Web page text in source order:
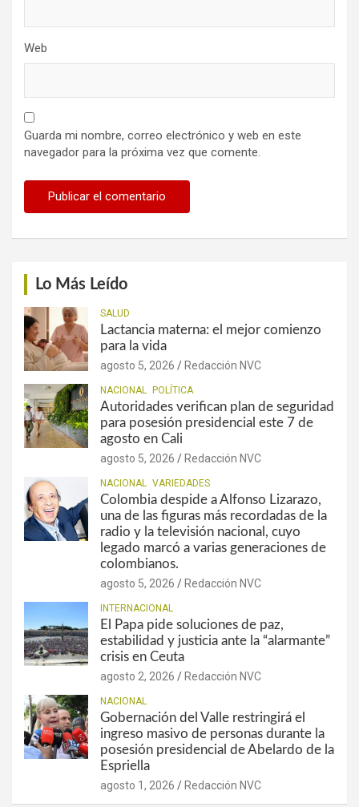
Web
Guarda mi nombre, correo electrónico y web en este
navegador para la próxima vez que comente.
Lo Más Leído
SALUD
Lactancia materna: el mejor comienzo
para la vida
agosto 5, 2026 Redacción NVC
NACIONAL POLÍTICA
Autoridades verifican plan de seguridad
para posesión presidencial este 7 de
agosto en Cali
agosto 5, 2026 Redacción NVC
NACIONAL VARIEDADES
Colombia despide a Alfonso Lizarazo,
una de las figuras más recordadas de la
radio y la televisión nacional, cuyo
legado marcó a varias generaciones de
colombianos.
agosto 5, 2026 Redacción NVC
INTERNACIONAL
El Papa pide soluciones de paz,
estabilidad y justicia ante la “alarmante”
crisis en Ceuta
agosto 2, 2026 Redacción NVC
NACIONAL
Gobernación del Valle restringirá el
ingreso masivo de personas durante la
posesión presidencial de Abelardo de la
Espriella
agosto 1, 2026 Redacción NVC